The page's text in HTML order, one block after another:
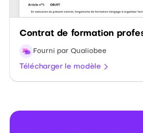
Contrat de formation
Fourni par Qualiobee
Télécharger le modèle